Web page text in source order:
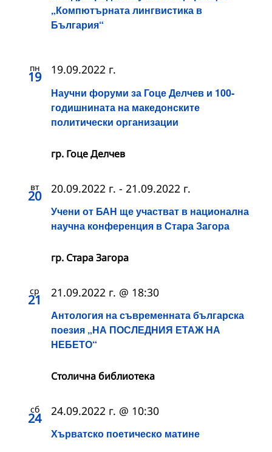
„Компютърната лингвистика в
България“
пн
19
Научни форуми за Гоце Делчев и 100-
годишнината на македонските
политически организации
19.09.2022 г.
гр. Гоце Делчев
вт
20
Учени от БАН ще участват в национална
научна конференция в Стара Загора
20.09.2022 г. - 21.09.2022 г.
гр. Стара Загора
ср
21
Антология на съвременната българска
поезия „НА ПОСЛЕДНИЯ ЕТАЖ НА
НЕБЕТО“
21.09.2022 г. @ 18:30
Столична библиотека
сб
24
Хърватско поетическо матине
24.09.2022 г. @ 10:30